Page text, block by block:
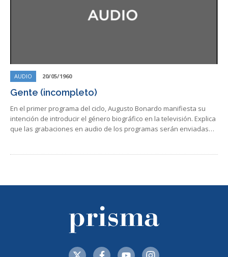
AUDIO 20/05/1960
Gente (incompleto)
En el primer programa del ciclo, Augusto Bonardo manifiesta su
intención de introducir el género biográfico en la televisión. Explica
que las grabaciones en audio de los programas serán enviadas…